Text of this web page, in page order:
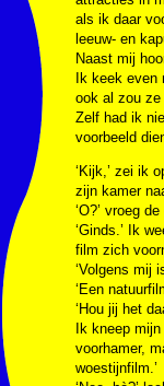
als ik daar
leeuw- en
Naast mij
Ik keek
ook al zou ze
Zelf had ik
voorbeeld
‘Kijk,’ zei ik
zijn kamer
‘O?’ vroeg
‘Ginds.’ Ik
film zich
‘Volgens mij
‘Een
‘Hou jij het
Ik kneep
voorhamer,
woestijnfilm.’